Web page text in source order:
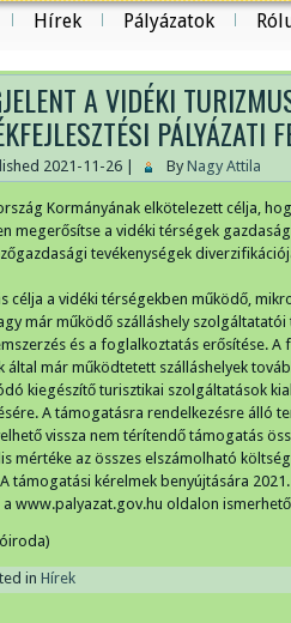
Hírek Pályázatok
A VIDÉKI
PÁLYÁZATI
2021-11-26 By Nagy Attila
Kormányának elkötelezett célja,
megerősítse a vidéki térségek
tevékenységek
célja a vidéki térségekben működő,
már működő szálláshely
és a foglalkoztatás erősítése.
által már működtetett szálláshelyek
kiegészítő turisztikai szolgáltatások
A támogatásra rendelkezésre álló
vissza nem térítendő támogatás
mértéke az összes elszámolható
támogatási kérelmek benyújtására
a www.palyazat.gov.hu oldalon
in Hírek